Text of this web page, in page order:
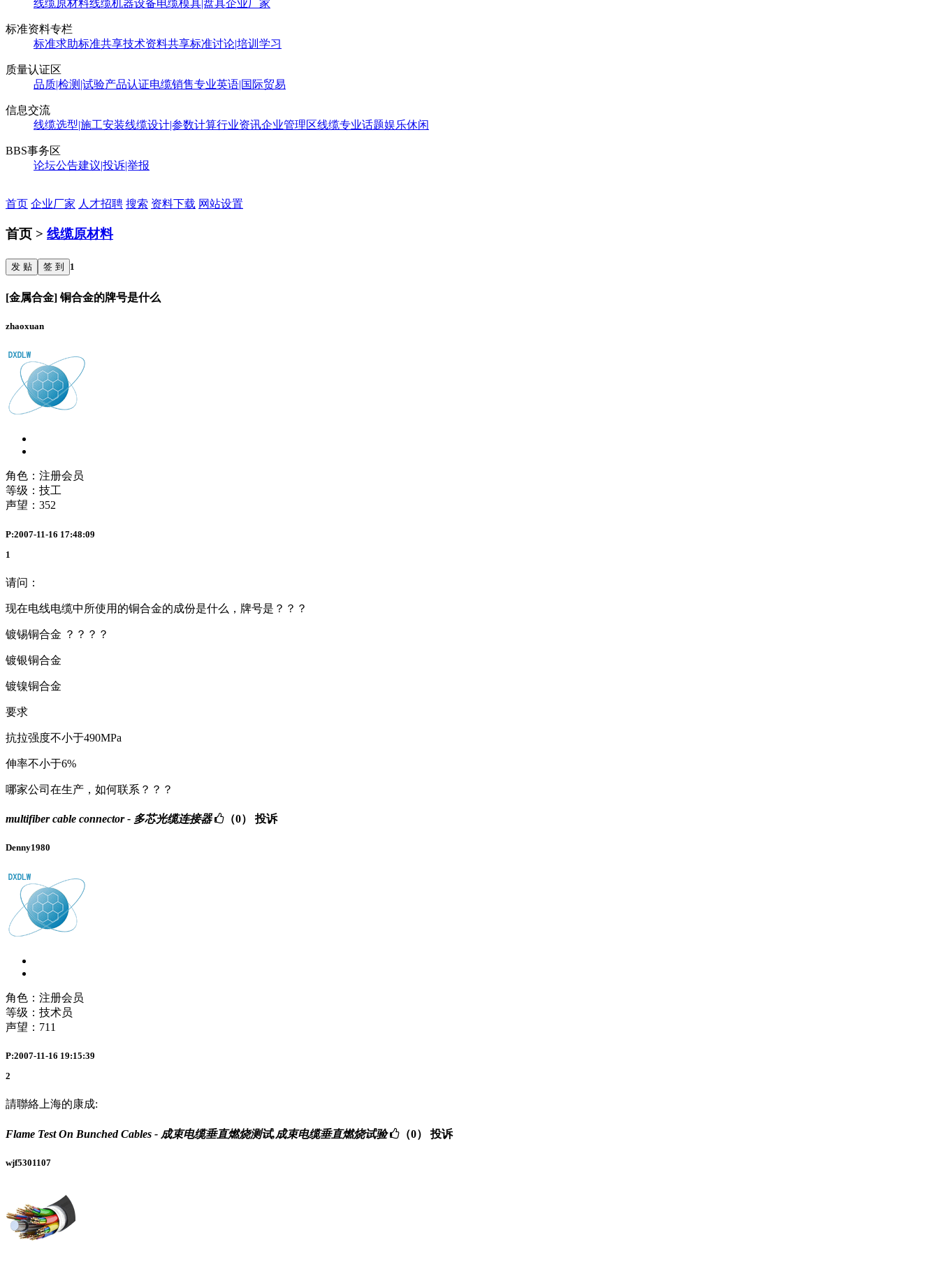
线缆原材料线缆机器设备电缆模具|盘具企业厂家
标准资料专栏
标准求助标准共享技术资料共享标准讨论|培训学习
质量认证区
品质|检测|试验产品认证电缆销售专业英语|国际贸易
信息交流
线缆选型|施工安装线缆设计|参数计算行业资讯企业管理区线缆专业话题娱乐休闲
BBS事务区
论坛公告建议|投诉|举报
首页 企业厂家 人才招聘 搜索 资料下载 网站设置
首页 > 线缆原材料
发 贴 签 到 1
[金属合金] 铜合金的牌号是什么
zhaoxuan
角色：注册会员
等级：技工
声望： 352
P:2007-11-16 17:48:09
1
请问：
现在电线电缆中所使用的铜合金的成份是什么，牌号是？？？
镀锡铜合金 ？？？？
镀银铜合金
镀镍铜合金
要求
抗拉强度不小于490MPa
伸率不小于6%
哪家公司在生产，如何联系？？？
multifiber cable connector - 多芯光缆连接器 （0） 投诉
Denny1980
角色：注册会员
等级：技术员
声望： 711
P:2007-11-16 19:15:39
2
請聯絡上海的康成:
Flame Test On Bunched Cables - 成束电缆垂直燃烧测试,成束电缆垂直燃烧试验 （0） 投诉
wjf5301107